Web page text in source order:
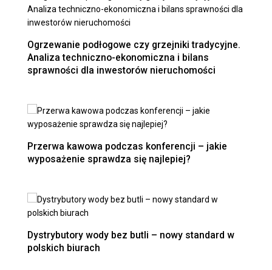
Ogrzewanie podłogowe czy grzejniki tradycyjne.
Analiza techniczno-ekonomiczna i bilans
sprawności dla inwestorów nieruchomości
Przerwa kawowa podczas konferencji – jakie
wyposażenie sprawdza się najlepiej?
Dystrybutory wody bez butli – nowy standard w
polskich biurach